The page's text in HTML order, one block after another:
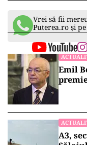
Vrei să fii
Puterea.ro și
Emil
A3,